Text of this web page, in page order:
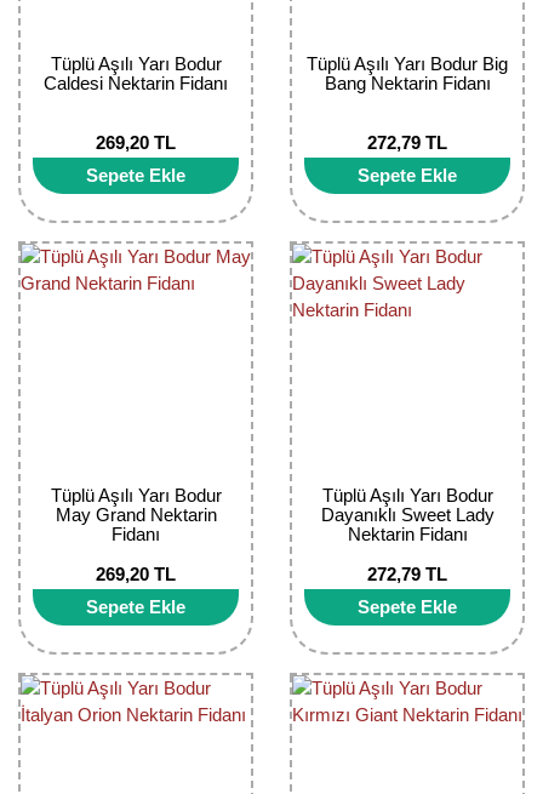
Tüplü Aşılı Yarı Bodur
Caldesi Nektarin Fidanı
269,20 TL
Sepete Ekle
Tüplü Aşılı Yarı Bodur Big
Bang Nektarin Fidanı
272,79 TL
Sepete Ekle
Tüplü Aşılı Yarı Bodur
May Grand Nektarin
Fidanı
269,20 TL
Sepete Ekle
Tüplü Aşılı Yarı Bodur
Dayanıklı Sweet Lady
Nektarin Fidanı
272,79 TL
Sepete Ekle